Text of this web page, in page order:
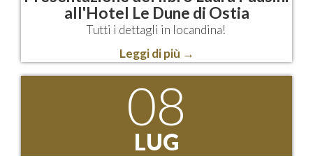
all'Hotel Le Dune di Ostia
Tutti i dettagli in locandina!
Leggi di più →
08
LUG